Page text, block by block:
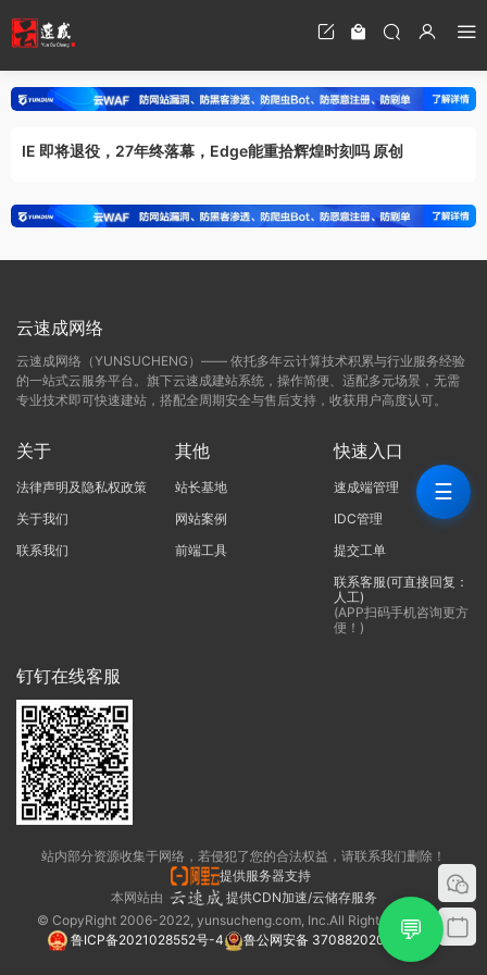
IE 即将退役，27年终落幕，Edge能重拾辉煌时刻吗 原创
云速成网络
云速成网络（YUNSUCHENG）—— 依托多年云计算技术积累与行业服务经验
的一站式云服务平台。旗下云速成建站系统，操作简便、适配多元场景，无需
专业技术即可快速建站，搭配全周期安全与售后支持，收获用户高度认可。
关于
法律声明及隐私权政策
关于我们
联系我们
其他
站长基地
网站案例
前端工具
快速入口
速成端管理
IDC管理
提交工单
联系客服(可直接回复：
人工)
(APP扫码手机咨询更方
便！)
钉钉在线客服
站内部分资源收集于网络，若侵犯了您的合法权益，请联系我们删除！
提供服务器支持
本网站由
提供CDN加速/云储存服务
© CopyRight 2006-2022, yunsucheng.com, Inc.All Rights Reserved.
鲁ICP备2021028552号-4
鲁公网安备 37088202000325号
💬
☰